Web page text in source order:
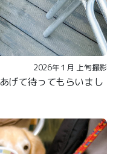
2026年１月 上旬撮影
げて待ってもらいまし